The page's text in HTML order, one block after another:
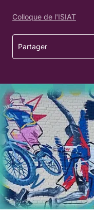
Colloque de l'ISIAT
Partager
Agrandir